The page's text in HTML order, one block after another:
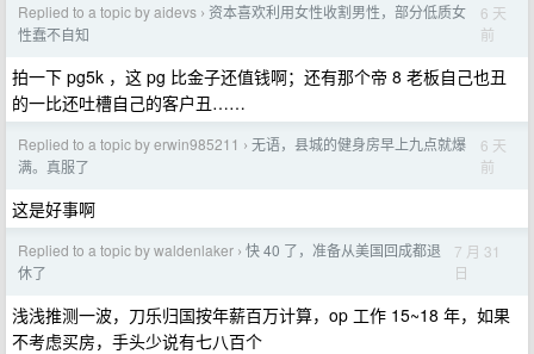
Replied to a topic by aidevs › 资本喜欢利用女性收割男性，部分低质女
性蠢不自知
6 天
前
拍一下 pg5k ，这 pg 比金子还值钱啊；还有那个帝 8 老板自己也丑
的一比还吐槽自己的客户丑……
Replied to a topic by erwin985211 › 无语，县城的健身房早上九点就爆
满。真服了
6 天
前
这是好事啊
Replied to a topic by waldenlaker › 快 40 了，准备从美国回成都退
休了
7 月 31
日
浅浅推测一波，刀乐归国按年薪百万计算，op 工作 15~18 年，如果
不考虑买房，手头少说有七八百个